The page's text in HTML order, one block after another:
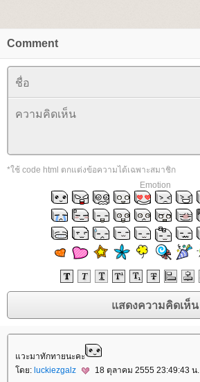
Comment
*ใช้ code html ตกแต่งข้อความได้เฉพาะสมาชิก
Emotion
วะมาทักทายนะคะ
ดย: luckiezgalz 18 ตุลาคม 2555 23:49:43 น.